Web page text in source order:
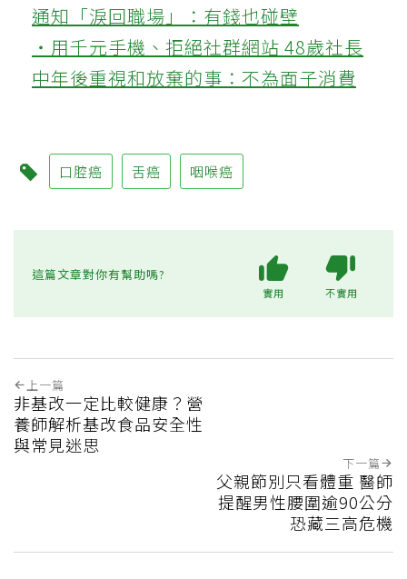
通知「淚回職場」：有錢也碰壁
‧用千元手機、拒絕社群網站 48歲社長
中年後重視和放棄的事：不為面子消費
口腔癌 舌癌 咽喉癌
這篇文章對你有幫助嗎?
實用 不實用
上一篇
非基改一定比較健康？營
養師解析基改食品安全性
與常見迷思
下一篇
父親節別只看體重 醫師
提醒男性腰圍逾90公分
恐藏三高危機